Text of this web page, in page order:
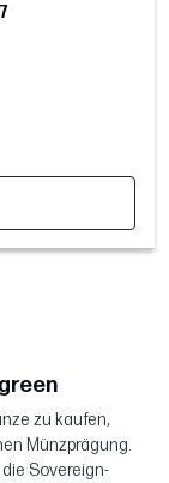
zu kaufen,
Münzprägung.
Sovereign-